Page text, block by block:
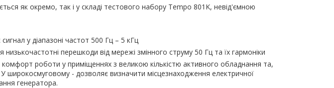
як окремо, так і у складі тестового набору Tempo 801K, невід'ємною
у діапазоні частот 500 Гц – 5 кГц
низькочастотні перешкоди від мережі змінного струму 50 Гц та їх гармоніки
комфорт роботи у приміщеннях з великою кількістю активного обладнання та,
широкосмуговому - дозволяє визначити місцезнаходження електричної
генератора.